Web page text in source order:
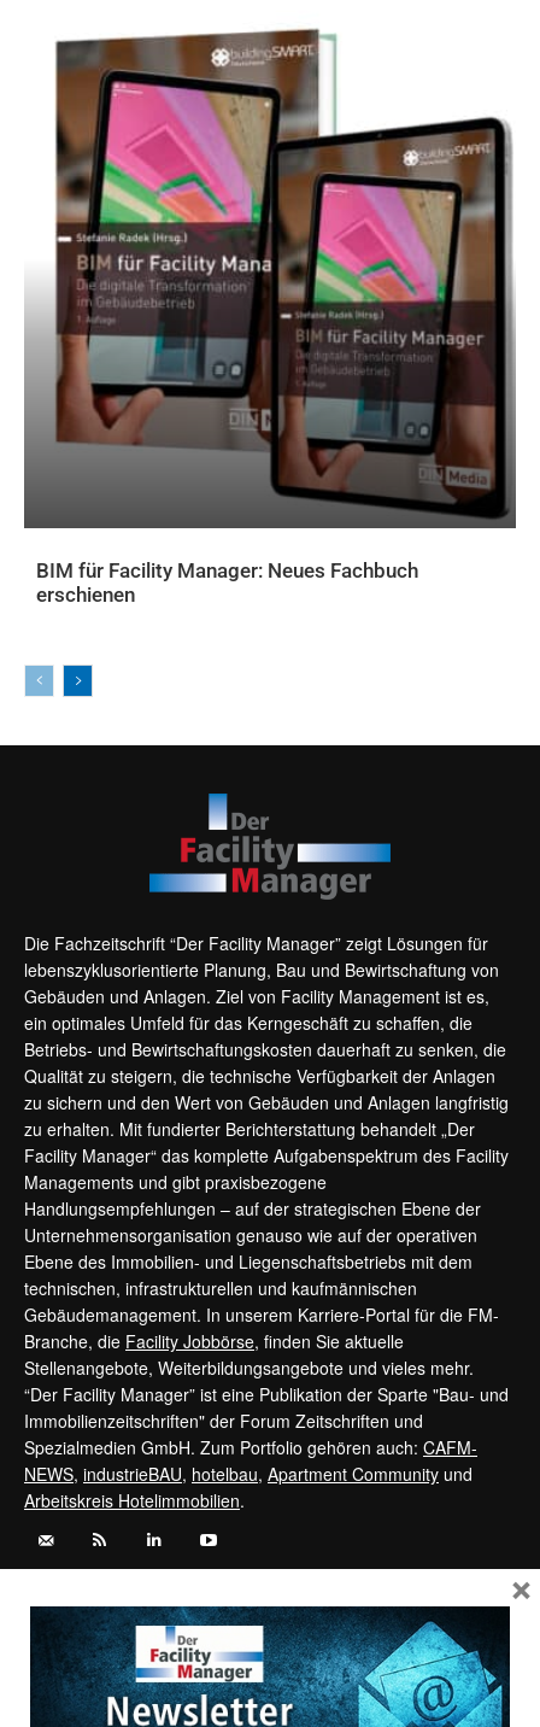
BIM für Facility Manager: Neues Fachbuch
erschienen
Die Fachzeitschrift “Der Facility Manager” zeigt Lösungen für
lebenszyklusorientierte Planung, Bau und Bewirtschaftung von
Gebäuden und Anlagen. Ziel von Facility Management ist es,
ein optimales Umfeld für das Kerngeschäft zu schaffen, die
Betriebs- und Bewirtschaftungskosten dauerhaft zu senken, die
Qualität zu steigern, die technische Verfügbarkeit der Anlagen
zu sichern und den Wert von Gebäuden und Anlagen langfristig
zu erhalten. Mit fundierter Berichterstattung behandelt „Der
Facility Manager“ das komplette Aufgabenspektrum des Facility
Managements und gibt praxisbezogene
Handlungsempfehlungen – auf der strategischen Ebene der
Unternehmensorganisation genauso wie auf der operativen
Ebene des Immobilien- und Liegenschaftsbetriebs mit dem
technischen, infrastrukturellen und kaufmännischen
Gebäudemanagement. In unserem Karriere-Portal für die FM-
Branche, die Facility Jobbörse, finden Sie aktuelle
Stellenangebote, Weiterbildungsangebote und vieles mehr.
“Der Facility Manager” ist eine Publikation der Sparte "Bau- und
Immobilienzeitschriften" der Forum Zeitschriften und
Spezialmedien GmbH. Zum Portfolio gehören auch: CAFM-
NEWS, industrieBAU, hotelbau, Apartment Community und
Arbeitskreis Hotelimmobilien.
Kontaktieren Sie uns:service@forum-zeitschriften.de
Vertrag widerrufen
×